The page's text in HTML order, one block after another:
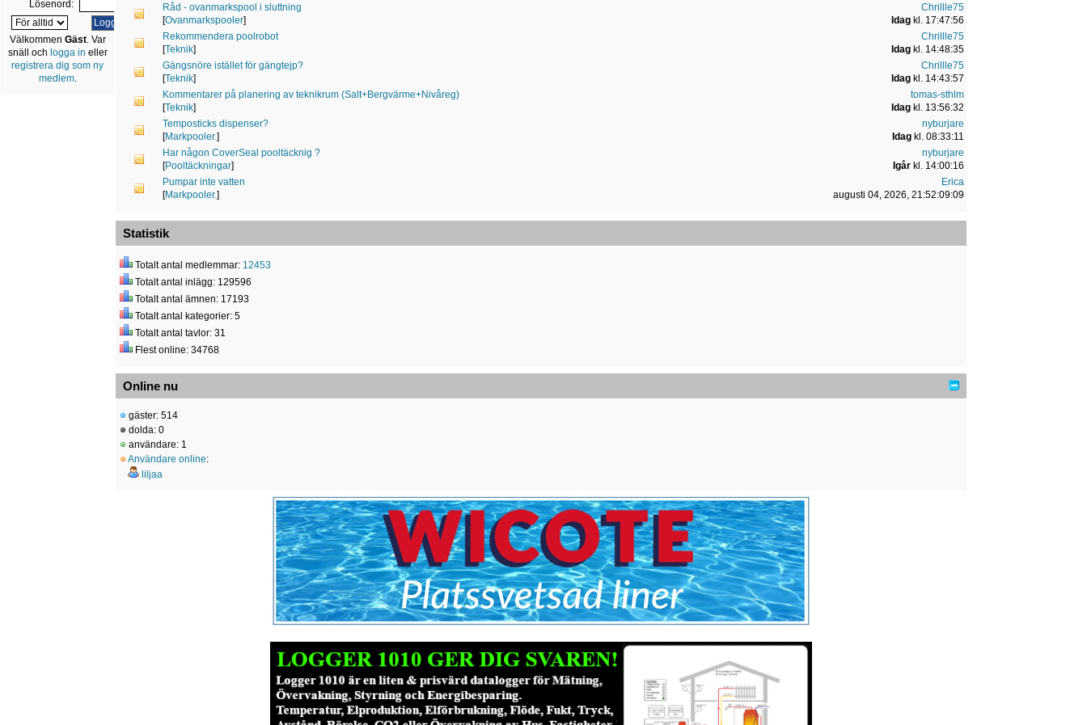
Lösenord:
Välkommen Gäst. Var
snäll och logga in eller
registrera dig som ny
medlem.
Råd - ovanmarkspool i sluttning
[Ovanmarkspooler]
Chrillle75
Idag kl. 17:47:56
Rekommendera poolrobot
[Teknik]
Chrillle75
Idag kl. 14:48:35
Gängsnöre istället för gängtejp?
[Teknik]
Chrillle75
Idag kl. 14:43:57
Kommentarer på planering av teknikrum (Salt+Bergvärme+Nivåreg)
[Teknik]
tomas-sthlm
Idag kl. 13:56:32
Temposticks dispenser?
[Markpooler.]
nyburjare
Idag kl. 08:33:11
Har någon CoverSeal pooltäcknig ?
[Pooltäckningar]
nyburjare
Igår kl. 14:00:16
Pumpar inte vatten
[Markpooler.]
Erica
augusti 04, 2026, 21:52:09:09
Statistik
Totalt antal medlemmar: 12453
Totalt antal inlägg: 129596
Totalt antal ämnen: 17193
Totalt antal kategorier: 5
Totalt antal tavlor: 31
Flest online: 34768
Online nu
gäster: 514
dolda: 0
användare: 1
Användare online:
liljaa